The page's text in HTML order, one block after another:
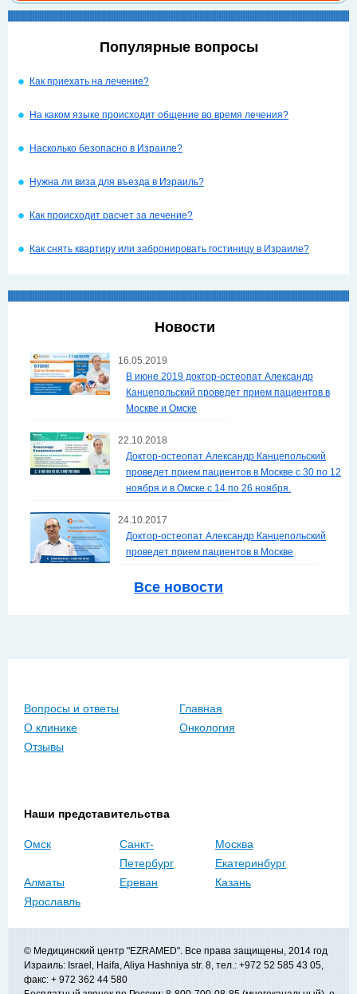
Популярные вопросы
Как приехать на лечение?
На каком языке происходит общение во время лечения?
Насколько безопасно в Израиле?
Нужна ли виза для въезда в Израиль?
Как происходит расчет за лечение?
Как снять квартиру или забронировать гостиницу в Израиле?
Новости
16.05.2019
В июне 2019 доктор-остеопат Александр
Канцепольский проведет прием пациентов в
Москве и Омске
22.10.2018
Доктор-остеопат Александр Канцепольский
проведет прием пациентов в Москве с 30 по 12
ноября и в Омске с 14 по 26 ноября.
24.10.2017
Доктор-остеопат Александр Канцепольский
проведет прием пациентов в Москве
Все новости
Вопросы и ответы
Главная
О клинике
Онкология
Отзывы
Наши представительства
Омск
Санкт-
Петербург
Москва
Екатеринбург
Алматы
Ереван
Казань
Ярославль
© Медицинский центр "EZRAMED". Все права защищены, 2014 год
Израиль: Israel, Haifa, Aliya Hashniya str. 8, тел.: +972 52 585 43 05,
факс: + 972 362 44 580